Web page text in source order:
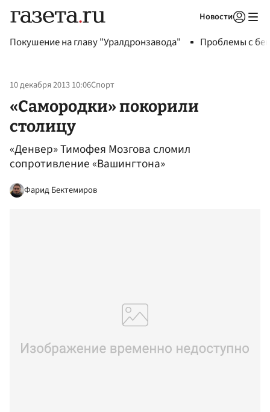
Новости
Покушение на главу "Уралдронзавода" Проблемы с
10 декабря 2013 10:06Спорт
«Самородки» покорили
столицу
«Денвер» Тимофея Мозгова сломил
сопротивление «Вашингтона»
Фарид Бектемиров